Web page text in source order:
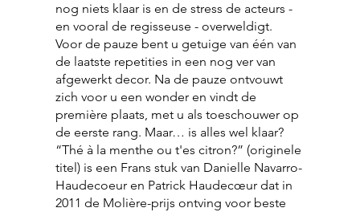
nog niets klaar is en de stress de acteurs -
en vooral de regisseuse - overweldigt.
Voor de pauze bent u getuige van één van
de laatste repetities in een nog ver van
afgewerkt decor. Na de pauze ontvouwt
zich voor u een wonder en vindt de
première plaats, met u als toeschouwer op
de eerste rang. Maar… is alles wel klaar?
“Thé à la menthe ou t'es citron?” (originele
titel) is een Frans stuk van Danielle Navarro-
Haudecoeur en Patrick Haudecœur dat in
2011 de Molière-prijs ontving voor beste